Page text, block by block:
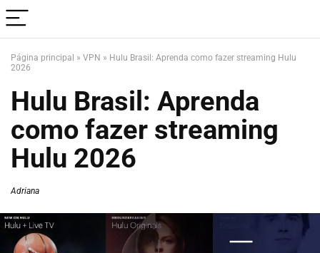
Página principal » VPN » Hulu Brasil: Aprenda como fazer streaming Hulu
2026
Hulu Brasil: Aprenda
como fazer streaming
Hulu 2026
Adriana